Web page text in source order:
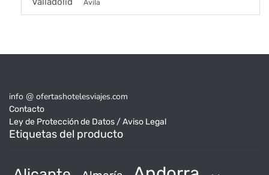
Ávila
info @ ofertashotelesviajes.com
Contacto
Ley de Protección de Datos / Aviso Legal
Etiquetas del producto